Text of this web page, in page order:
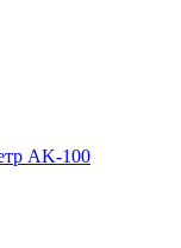
AK-100